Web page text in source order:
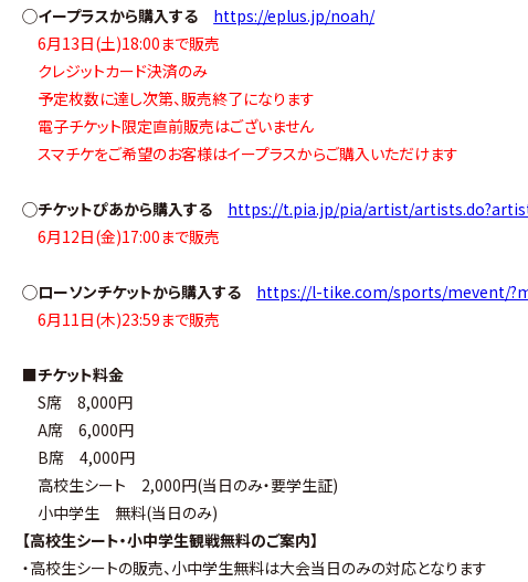
◯イープラスから購入する
https://eplus.jp/noah/
6月13日(土)18:00まで販売
クレジットカード決済のみ
予定枚数に達し次第、販売終了になります
電子チケット限定直前販売はございません
スマチケをご希望のお客様はイープラスからご購入いただけます
◯チケットぴあから購入する
https://t.pia.jp/pia/artist/
6月12日(金)17:00まで販売
◯ローソンチケットから購入する
https://l-tike.com/sports/mevent/
6月11日(木)23:59まで販売
■チケット料金
S席 8,000円
A席 6,000円
B席 4,000円
高校生シート 2,000円(当日のみ・要学生証)
小中学生 無料(当日のみ)
【高校生シート・小中学生観戦無料のご案内】
・高校生シートの販売、小中学生無料は大会当日のみの対応となります